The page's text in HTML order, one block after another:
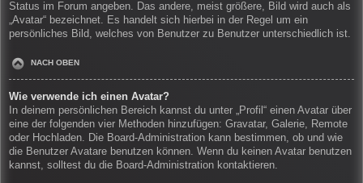
Status im Forum angeben. Das andere, meist größere, Bild wird auch als
„Avatar“ bezeichnet. Es handelt sich hierbei in der Regel um ein
persönliches Bild, welches von Benutzer zu Benutzer unterschiedlich ist.
NACH OBEN
Wie verwende ich einen Avatar?
In deinem persönlichen Bereich kannst du unter „Profil“ einen Avatar über
eine der folgenden vier Methoden hinzufügen: Gravatar, Galerie, Remote
oder Hochladen. Die Board-Administration kann bestimmen, ob und wie
die Benutzer Avatare benutzen können. Wenn du keinen Avatar benutzen
kannst, solltest du die Board-Administration kontaktieren.